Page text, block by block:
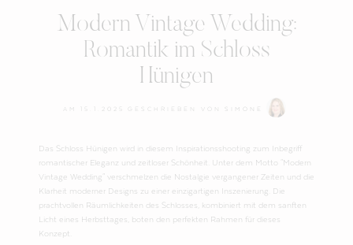
Modern Vintage Wedding:
Romantik im Schloss
Hünigen
AM 15.1.2025 GESCHRIEBEN VON SIMONE
Das Schloss Hünigen wird in diesem Inspirationsshooting zum Inbegriff
romantischer Eleganz und zeitloser Schönheit. Unter dem Motto "Modern
Vintage Wedding" verschmelzen die Nostalgie vergangener Zeiten und die
Klarheit moderner Designs zu einer einzigartigen Inszenierung. Die
prachtvollen Räumlichkeiten des Schlosses, kombiniert mit dem sanften
Licht eines Herbsttages, boten den perfekten Rahmen für dieses
Konzept.